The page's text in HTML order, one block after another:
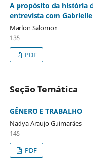
A propósito da história
entrevista com
Marlon Salomon
135
PDF
Seção Temática
GÊNERO E TRABALHO
Nadya Araujo Guimarães
145
PDF